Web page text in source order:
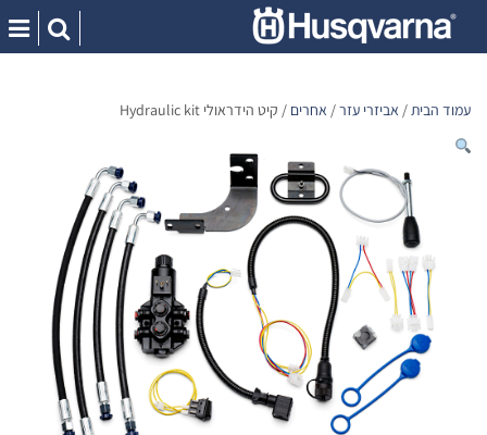
content
עמוד הבית/ אביזרי עזר/ אחרים / קיט הידראולי Hydraulic kit